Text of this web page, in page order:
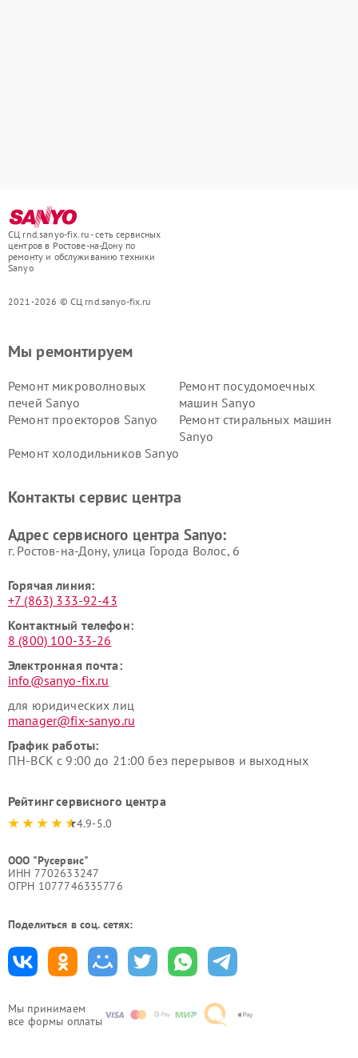
СЦ rnd.sanyo-fix.ru - сеть сервисных
центров в Ростове-на-Дону по
ремонту и обслуживанию техники
Sanyo
2021-2026 © СЦ rnd.sanyo-fix.ru
Мы принимаем
все формы оплаты
Мы ремонтируем
Ремонт микроволновых
печей Sanyo
Ремонт посудомоечных
машин Sanyo
Ремонт проекторов Sanyo
Ремонт стиральных машин
Sanyo
Ремонт холодильников Sanyo
Контакты сервис центра
Адрес сервисного центра Sanyo:
г. Ростов-на-Дону, улица Города Волос, 6
Горячая линия:
+7 (863) 333-92-43
Контактный телефон:
8 (800) 100-33-26
Электронная почта:
info@sanyo-fix.ru
для юридических лиц
manager@fix-sanyo.ru
График работы:
ПН-ВСК с 9:00 до 21:00 без перерывов и выходных
Рейтинг сервисного центра
4.9-5.0
ООО "Русервис"
ИНН 7702633247
ОГРН 1077746335776
Поделиться в соц. сетях: